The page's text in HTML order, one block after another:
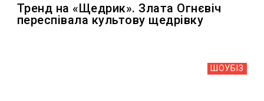
Тренд на «Щедрик». Злата Огнєвіч
переспівала культову щедрівку
ШОУБIЗ